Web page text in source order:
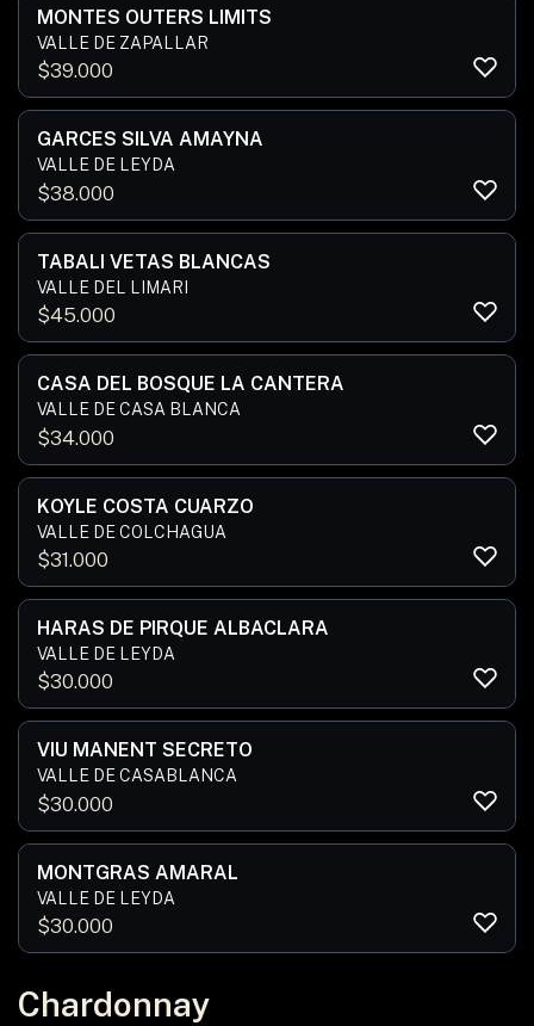
MONTES OUTERS LIMITS
VALLE DE ZAPALLAR
$39.000
GARCES SILVA AMAYNA
VALLE DE LEYDA
$38.000
TABALI VETAS BLANCAS
VALLE DEL LIMARI
$45.000
CASA DEL BOSQUE LA CANTERA
VALLE DE CASA BLANCA
$34.000
KOYLE COSTA CUARZO
VALLE DE COLCHAGUA
$31.000
HARAS DE PIRQUE ALBACLARA
VALLE DE LEYDA
$30.000
VIU MANENT SECRETO
VALLE DE CASABLANCA
$30.000
MONTGRAS AMARAL
VALLE DE LEYDA
$30.000
Chardonnay